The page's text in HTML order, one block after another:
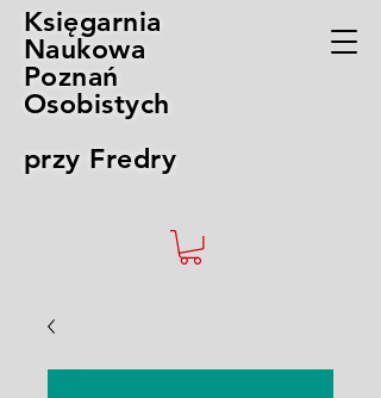
Księgarnia
Naukowa
Poznań
Osobistych
przy Fredry